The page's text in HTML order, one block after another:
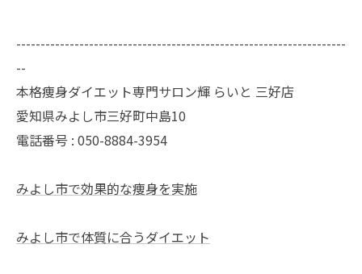
--------------------------------------------------------------------
--
本格痩身ダイエット専門サロン輝 らいと 三好店
愛知県みよし市三好町中島10
電話番号 : 050-8884-3954
みよし市で効果的な痩身を実施
みよし市で体質に合うダイエット